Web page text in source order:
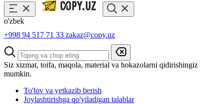
o'zbek
+998 94 517 71 33 zakaz@copy.uz
Siz xizmat, toifa, maqola, material va hokazolarni qidirishingiz
mumkin.
To'lov va yetkazib berish
Joylashtirishga qo'yiladigan talablar